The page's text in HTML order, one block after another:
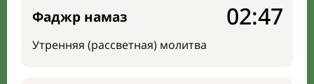
Фаджр намаз
Утренняя (рассветная) молитва
02:47